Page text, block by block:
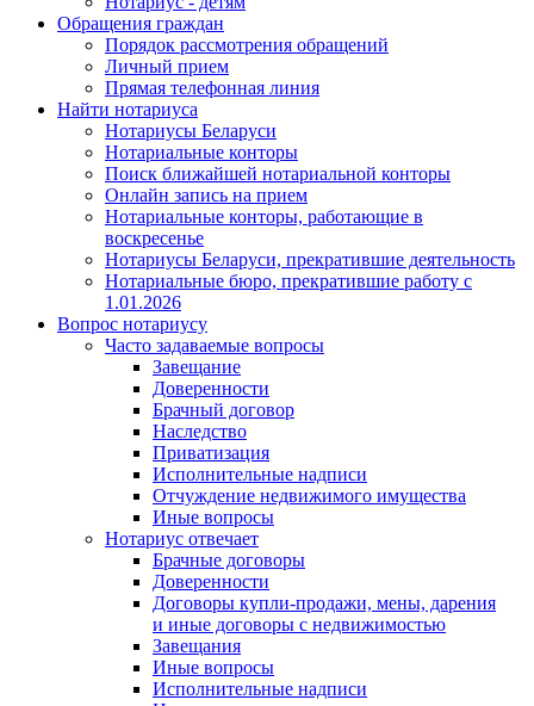
Обращения граждан
Порядок рассмотрения обращений
Личный прием
Прямая телефонная линия
Найти нотариуса
Нотариусы Беларуси
Нотариальные конторы
Поиск ближайшей нотариальной конторы
Онлайн запись на прием
Нотариальные конторы, работающие в
воскресенье
Нотариусы Беларуси, прекратившие деятельность
Нотариальные бюро, прекратившие работу с
1.01.2026
Вопрос нотариусу
Часто задаваемые вопросы
Завещание
Доверенности
Брачный договор
Наследство
Приватизация
Исполнительные надписи
Отчуждение недвижимого имущества
Иные вопросы
Нотариус отвечает
Брачные договоры
Доверенности
Договоры купли-продажи, мены, дарения
и иные договоры с недвижимостью
Завещания
Иные вопросы
Исполнительные надписи